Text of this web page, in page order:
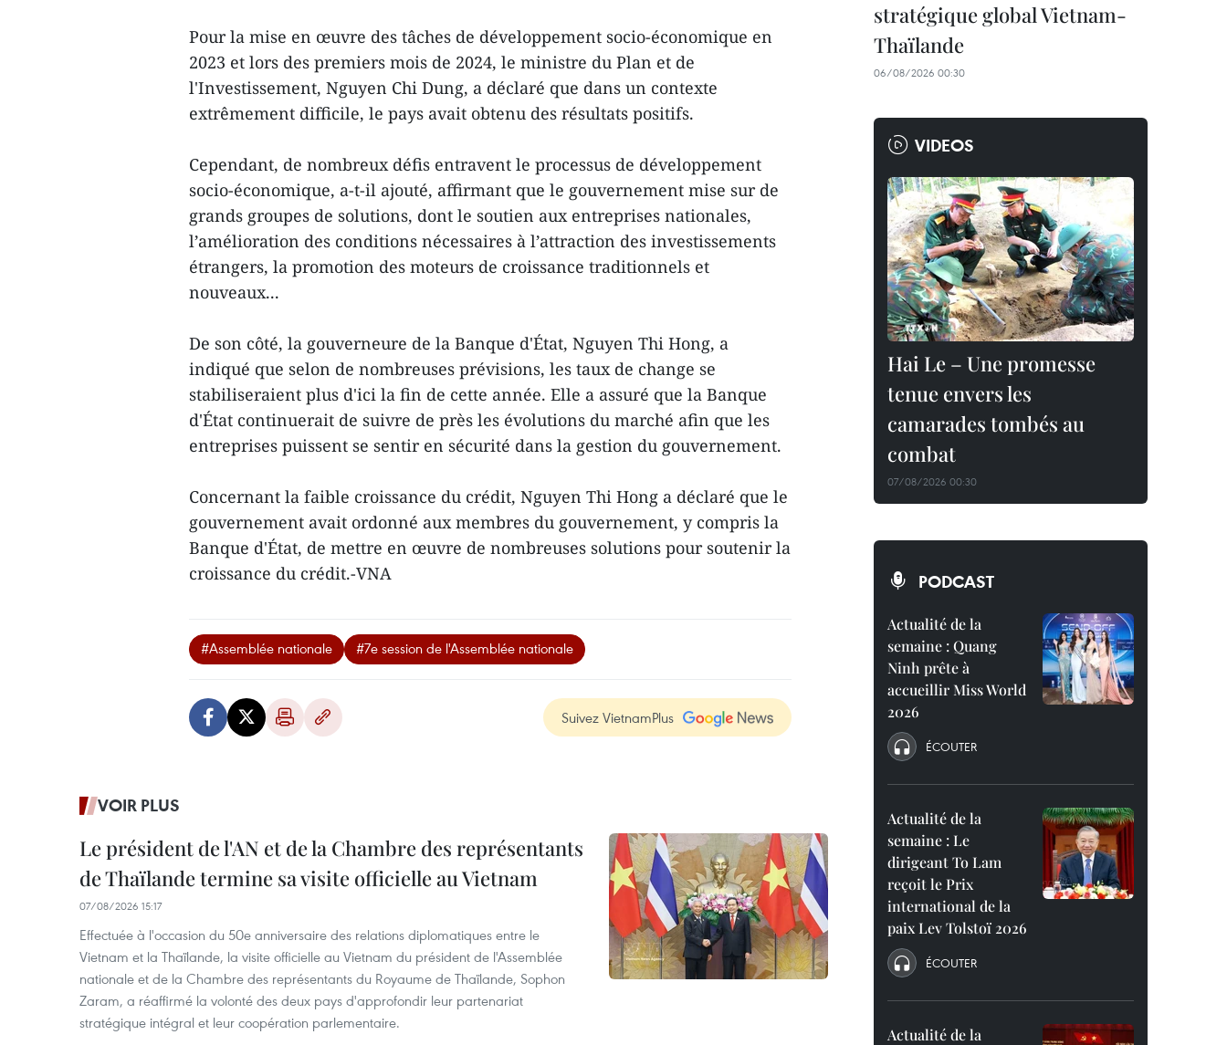
Pour la mise en œuvre des tâches de développement socio-économique en
2023 et lors des premiers mois de 2024, le ministre du Plan et de
l'Investissement, Nguyen Chi Dung, a déclaré que dans un contexte
extrêmement difficile, le pays avait obtenu des résultats positifs.
Cependant, de nombreux défis entravent le processus de développement
socio-économique, a-t-il ajouté, affirmant que le gouvernement mise sur de
grands groupes de solutions, dont le soutien aux entreprises nationales,
l’amélioration des conditions nécessaires à l’attraction des investissements
étrangers, la promotion des moteurs de croissance traditionnels et
nouveaux...
De son côté, la gouverneure de la Banque d'État, Nguyen Thi Hong, a
indiqué que selon de nombreuses prévisions, les taux de change se
stabiliseraient plus d'ici la fin de cette année. Elle a assuré que la Banque
d'État continuerait de suivre de près les évolutions du marché afin que les
entreprises puissent se sentir en sécurité dans la gestion du gouvernement.
Concernant la faible croissance du crédit, Nguyen Thi Hong a déclaré que le
gouvernement avait ordonné aux membres du gouvernement, y compris la
Banque d'État, de mettre en œuvre de nombreuses solutions pour soutenir la
croissance du crédit.-VNA
#Assemblée nationale #7e session de l'Assemblée nationale
Suivez VietnamPlus
VOIR PLUS
Le président de l'AN et de la Chambre des représentants
de Thaïlande termine sa visite officielle au Vietnam
07/08/2026 15:17
Effectuée à l'occasion du 50e anniversaire des relations diplomatiques entre le
Vietnam et la Thaïlande, la visite officielle au Vietnam du président de l'Assemblée
nationale et de la Chambre des représentants du Royaume de Thaïlande, Sophon
Zaram, a réaffirmé la volonté des deux pays d'approfondir leur partenariat
stratégique intégral et leur coopération parlementaire.
stratégique global Vietnam-
Thaïlande
06/08/2026 00:30
VIDEOS
Hai Le – Une promesse
tenue envers les
camarades tombés au
combat
07/08/2026 00:30
PODCAST
Actualité de la
semaine : Quang
Ninh prête à
accueillir Miss World
2026
ÉCOUTER
Actualité de la
semaine : Le
dirigeant To Lam
reçoit le Prix
international de la
paix Lev Tolstoï 2026
ÉCOUTER
Actualité de la